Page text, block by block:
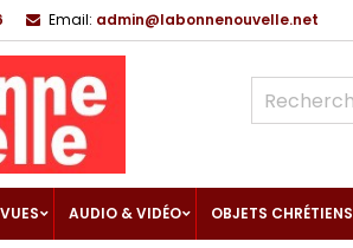
Email: admin@labonnenouvelle.net
AUDIO & VIDÉO OBJETS CHRÉTIENS